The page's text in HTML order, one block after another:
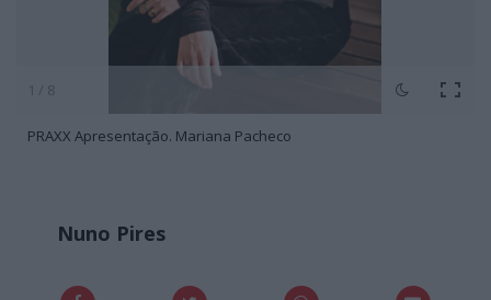
1 / 8
PRAXX Apresentação. Mariana Pacheco
Nuno Pires